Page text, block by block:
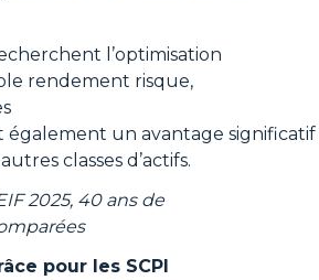
l’optimisation
rendement risque,
également un avantage significatif
classes d’actifs.
2025, 40 ans de
pour les SCPI